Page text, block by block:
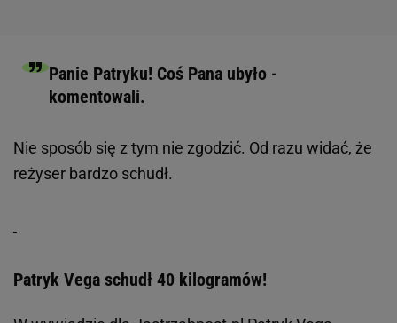
Panie Patryku! Coś Pana ubyło -
komentowali.
Nie sposób się z tym nie zgodzić. Od razu widać, że
reżyser bardzo schudł.
Patryk Vega schudł 40 kilogramów!